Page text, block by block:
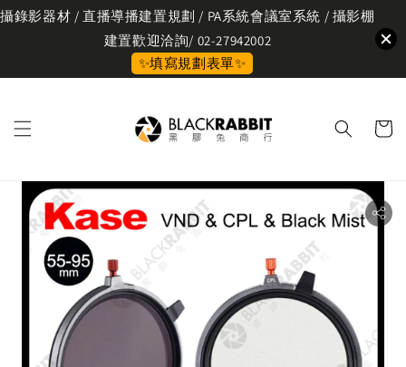
攝錄影器材 / 直播導播建置規劃 / PA系統會議室系統 / 攝影棚
建置歡迎洽詢/ 02-27942002
✨填寫規劃表單✨